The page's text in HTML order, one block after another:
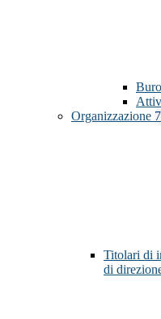
Organizzazione 7
Titolari di
di